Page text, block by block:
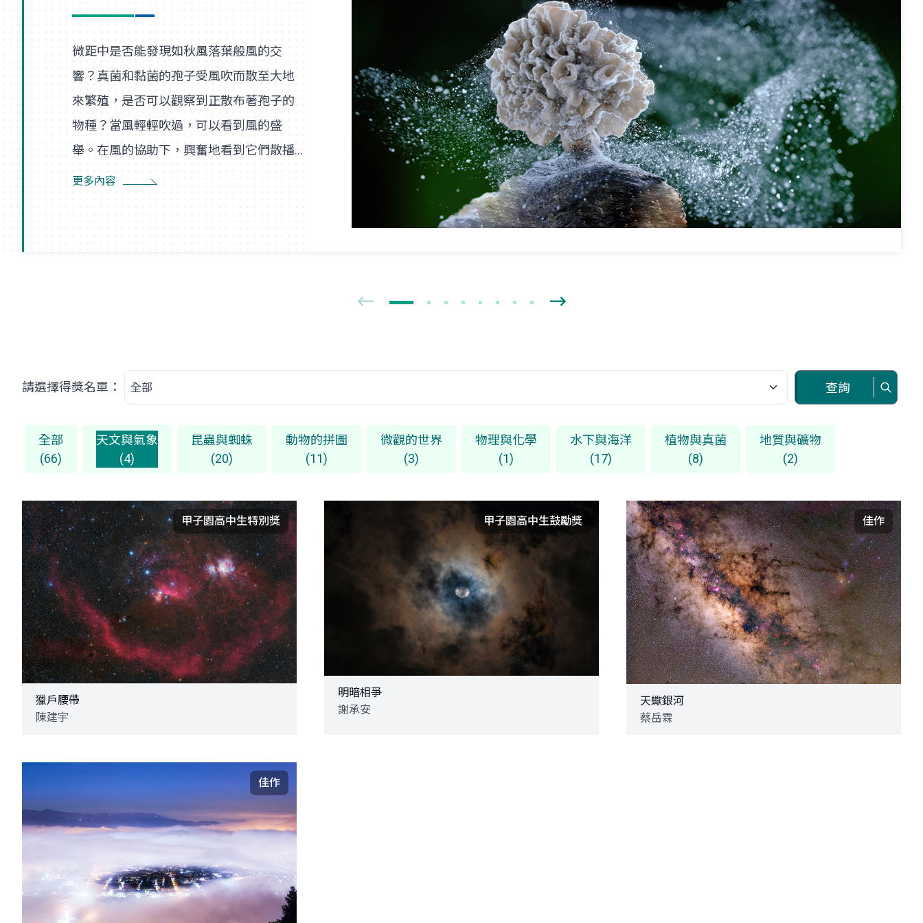
微距中是否能發現如秋風落葉般風的交
響？真菌和黏菌的孢子受風吹而散至大地
來繁殖，是否可以觀察到正散布著孢子的
物種？當風輕輕吹過，可以看到風的盛
舉。在風的協助下，興奮地看到它們散播
孢子的盛況，在精彩過程中也看到了風的
更多內容
請選擇得獎名單： 查詢
全部
(66)
天文與氣象
(4)
昆蟲與蜘蛛
(20)
動物的拼圖
(11)
微觀的世界
(3)
物理與化學
(1)
水下與海洋
(17)
植物與真菌
(8)
地質與礦物
(2)
甲子園高中生特別獎
獵戶腰帶
陳建宇
甲子園高中生鼓勵獎
明暗相爭
謝承安
佳作
天蠍銀河
蔡岳霖
佳作